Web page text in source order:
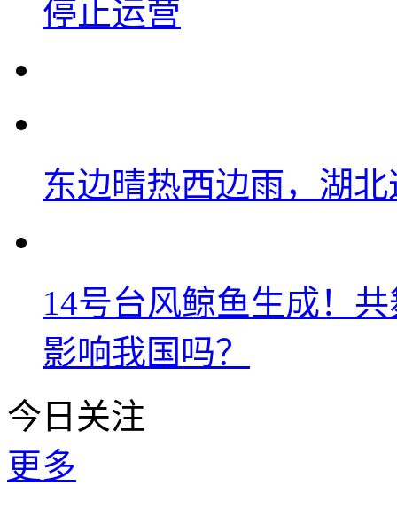
停止运营
东边晴热西边雨，湖
14号台风鲸鱼生成！
影响我国吗？
今日关注
更多